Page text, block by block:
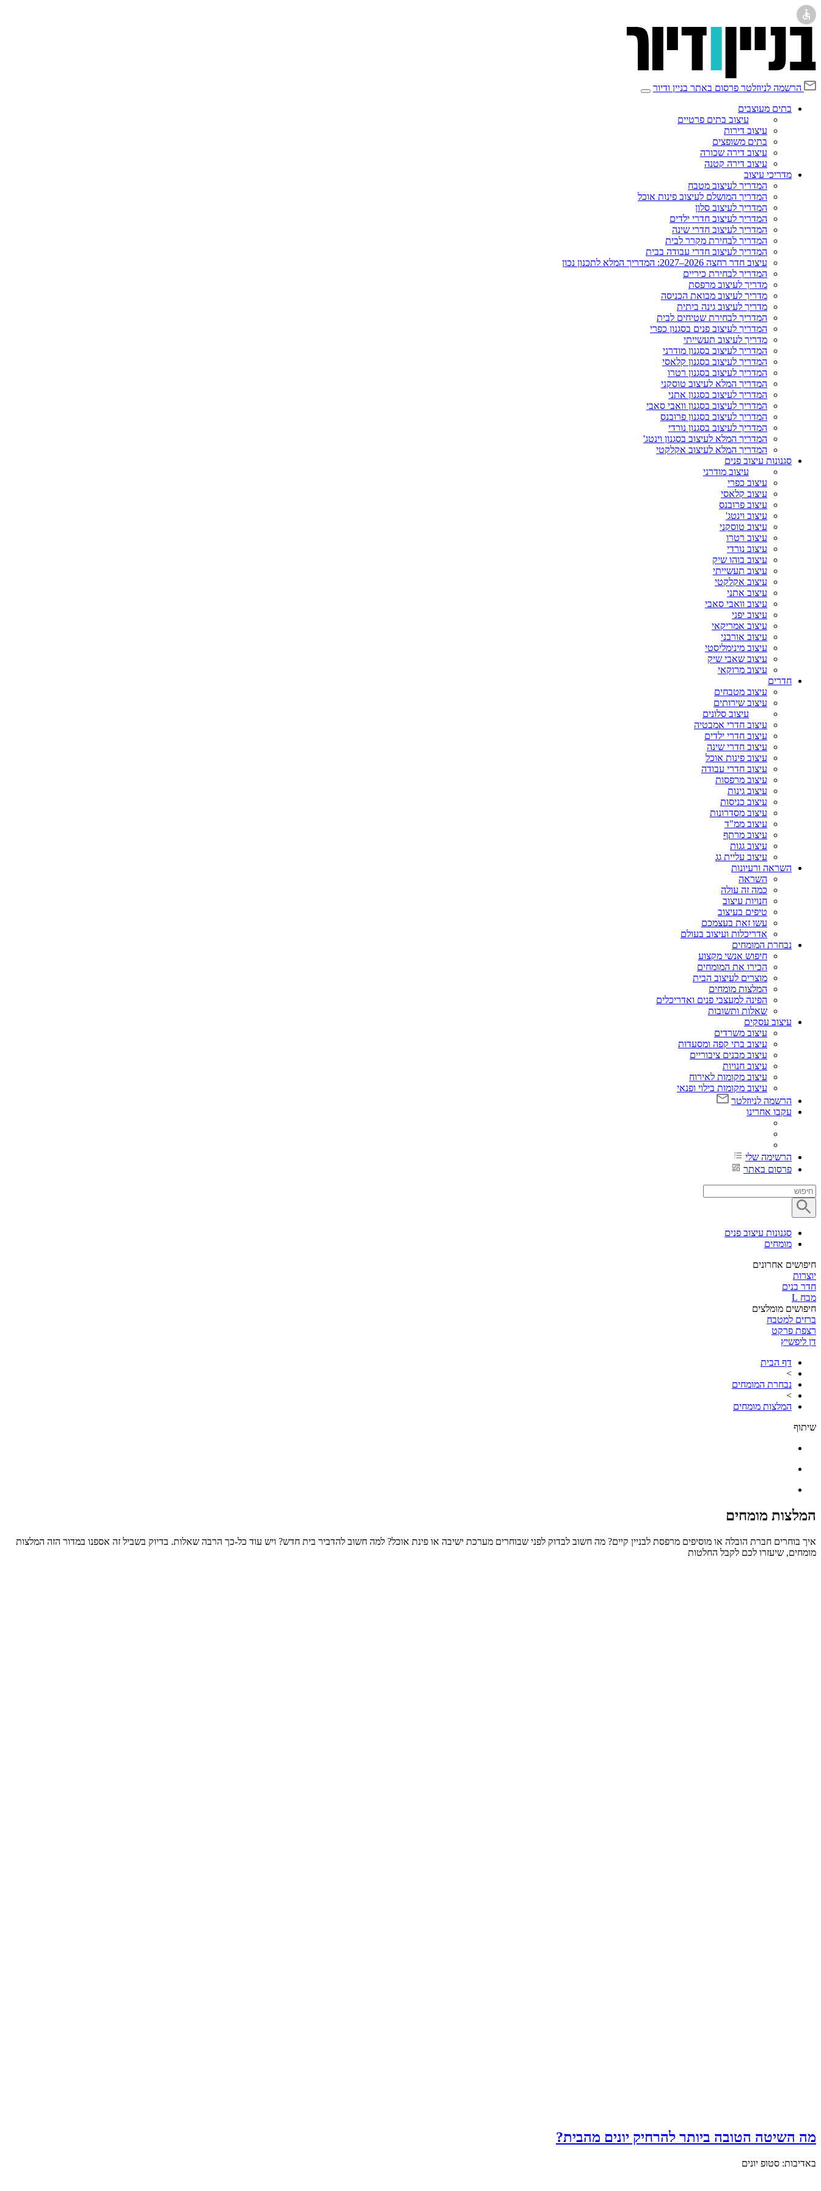
הרשמה לניוזלטר פרסום באתר בניין ודיור
בתים מעוצבים
עיצוב בתים פרטיים
עיצוב דירות
בתים משופצים
עיצוב דירה שכורה
עיצוב דירה קטנה
מדריכי עיצוב
המדריך לעיצוב מטבח
המדריך המושלם לעיצוב פינות אוכל
המדריך לעיצוב סלון
המדריך לעיצוב חדרי ילדים
המדריך לעיצוב חדרי שינה
המדריך לבחירת מקרר לבית
המדריך לעיצוב חדרי עבודה בבית
עיצוב חדר רחצה 2026–2027: המדריך המלא לתכנון נכון
המדריך לבחירת כיריים
מדריך לעיצוב מרפסת
מדריך לעיצוב מבואת הכניסה
מדריך לעיצוב גינה ביתית
המדריך לבחירת שטיחים לבית
המדריך לעיצוב פנים בסגנון כפרי
מדריך לעיצוב תעשייתי
המדריך לעיצוב בסגנון מודרני
המדריך לעיצוב בסגנון קלאסי
המדריך לעיצוב בסגנון רטרו
המדריך המלא לעיצוב טוסקני
המדריך לעיצוב בסגנון אתני
המדריך לעיצוב בסגנון וואבי סאבי
המדריך לעיצוב בסגנון פרובנס
המדריך לעיצוב בסגנון נורדי
המדריך המלא לעיצוב בסגנון וינטג'
המדריך המלא לעיצוב אקלקטי
סגנונות עיצוב פנים
עיצוב מודרני
עיצוב כפרי
עיצוב קלאסי
עיצוב פרובנס
עיצוב וינטג'
עיצוב טוסקני
עיצוב רטרו
עיצוב נורדי
עיצוב בוהו שיק
עיצוב תעשייתי
עיצוב אקלקטי
עיצוב אתני
עיצוב וואבי סאבי
עיצוב יפני
עיצוב אמריקאי
עיצוב אורבני
עיצוב מינימליסטי
עיצוב שאבי שיק
עיצוב מרוקאי
חדרים
עיצוב מטבחים
עיצוב שירותים
עיצוב סלונים
עיצוב חדרי אמבטיה
עיצוב חדרי ילדים
עיצוב חדרי שינה
עיצוב פינות אוכל
עיצוב חדרי עבודה
עיצוב מרפסות
עיצוב גינות
עיצוב כניסות
עיצוב מסדרונות
עיצוב ממ"ד
עיצוב מרתף
עיצוב גגות
עיצוב עליית גג
השראה ורעיונות
השראה
כמה זה עולה
חנויות עיצוב
טיפים בעיצוב
עשו זאת בעצמכם
אדריכלות ועיצוב בעולם
נבחרת המומחים
חיפוש אנשי מקצוע
הכירו את המומחים
מוצרים לעיצוב הבית
המלצות מומחים
הפינה למעצבי פנים ואדריכלים
שאלות ותשובות
עיצוב עסקים
עיצוב משרדים
עיצוב בתי קפה ומסעדות
עיצוב מבנים ציבוריים
עיצוב חנויות
עיצוב מקומות לאירוח
עיצוב מקומות בילוי ופנאי
הרשמה לניוזלטר
עקבו אחרינו
הרשימה שלי
פרסום באתר
סגנונות עיצוב פנים
מומחים
חיפושים אחרונים
יוצרות
חדר בנים
מבח L
חיפושים מומלצים
ברזים למטבח
רצפת פרקט
דן ליפשיץ
דף הבית
>
נבחרת המומחים
>
המלצות מומחים
שיתוף
המלצות מומחים
איך בוחרים חברת הובלה או מוסיפים מרפסת לבניין קיים? מה חשוב לבדוק לפני שבוחרים מערכת ישיבה או פינת אוכל? למה חשוב להדביר בית חדש? ויש עוד כל-כך הרבה שאלות. בדיוק בשביל זה אספנו במדור הזה המלצות
מומחים, שיעזרו לכם לקבל החלטות
מה השיטה הטובה ביותר להרחיק יונים מהבית?
באדיבות: סטופ יונים